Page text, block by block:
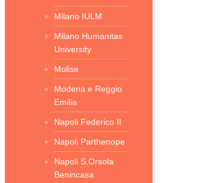
Milano IULM
Milano Humanitas
University
Molise
Modena e Reggio
Emilia
Napoli Federico II
Napoli Parthenope
Napoli S.Orsola
Benincasa